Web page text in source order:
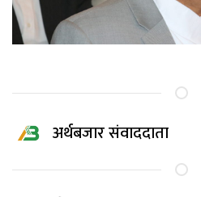
अर्थबजार संवाददाता